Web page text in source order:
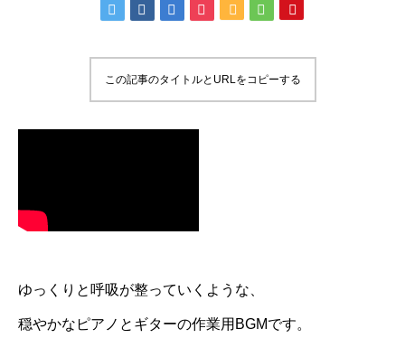
この記事のタイトルとURLをコピーする
ゆっくりと呼吸が整っていくような、
穏やかなピアノとギターの作業用BGMです。